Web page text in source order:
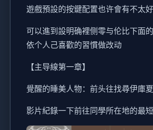
遊戲預設的按鍵配置也许會有不太
可以進到設明确裡侧零与伦比下面
依个人己喜歡的習慣做改动
【主导線第一章】
覺醒的睡美人物：前头往找尋伊庫夏
影片紀錄一下前往同學所在地的最